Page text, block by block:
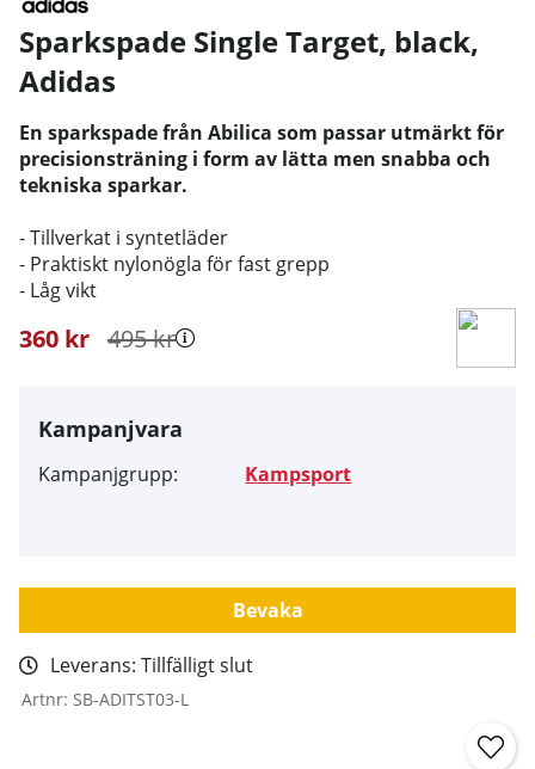
Sparkspade Single Target, black,
Adidas
En sparkspade från Abilica som passar utmärkt för
precisionsträning i form av lätta men snabba och
tekniska sparkar.
- Tillverkat i syntetläder
- Praktiskt nylonögla för fast grepp
- Låg vikt
495kr
360 kr
Kampanjvara
Kampanjgrupp: Kampsport
Bevaka
Leverans: Tillfälligt slut
Artnr: SB-ADITST03-L